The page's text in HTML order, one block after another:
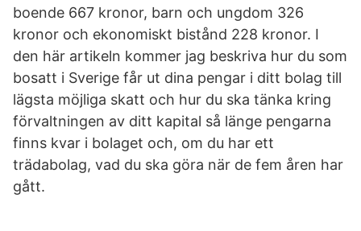
boende 667 kronor, barn och ungdom 326
kronor och ekonomiskt bistånd 228 kronor. I
den här artikeln kommer jag beskriva hur du som
bosatt i Sverige får ut dina pengar i ditt bolag till
lägsta möjliga skatt och hur du ska tänka kring
förvaltningen av ditt kapital så länge pengarna
finns kvar i bolaget och, om du har ett
trädabolag, vad du ska göra när de fem åren har
gått.